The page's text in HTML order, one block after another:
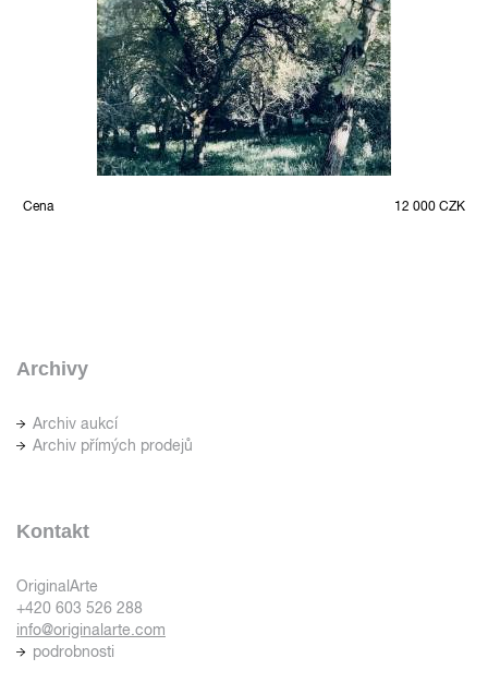
Cena 12 000 CZK
Archivy
Archiv aukcí
Archiv přímých prodejů
Kontakt
OriginalArte
+420 603 526 288
info@originalarte.com
podrobnosti